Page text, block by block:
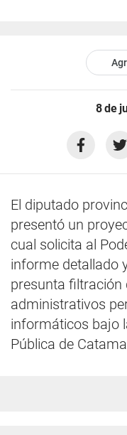
8 de
El diputado
presentó un
cual solicita al
informe detallado
presunta filtración
administrativos
informáticos bajo
Pública de